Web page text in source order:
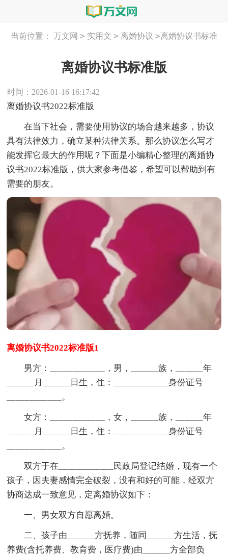
当前位置： 万文网 > 实用文 > 离婚协议 >离婚协议书标准
离婚协议书标准版
时间：2026-01-16 16:17:42
离婚协议书2022标准版
在当下社会，需要使用协议的场合越来越多，协议
具有法律效力，确立某种法律关系。那么协议怎么写才
能发挥它最大的作用呢？下面是小编精心整理的离婚协
议书2022标准版，供大家参考借鉴，希望可以帮助到有
需要的朋友。
离婚协议书2022标准版1
男方：____________，男，______族，______年
______月______日生，住：____________身份证号
____________。
女方：____________，女，______族，______年
______月______日生，住：____________身份证号
____________。
双方于在____________民政局登记结婚，现有一个
孩子，因夫妻感情完全破裂，没有和好的可能，经双方
协商达成一致意见，定离婚协议如下：
一、男女双方自愿离婚。
二、孩子由______方抚养，随同______方生活，抚
养费(含托养费、教育费，医疗费)由______方全部负